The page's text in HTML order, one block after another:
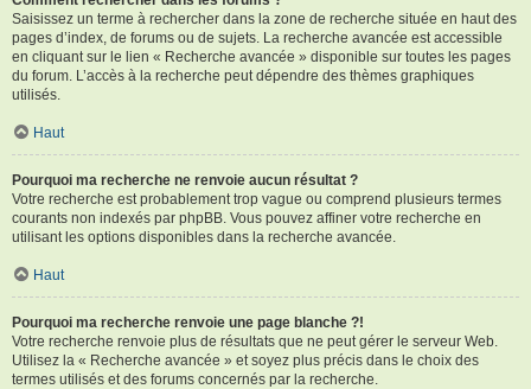
Saisissez un terme à rechercher dans la zone de recherche située en haut des
pages d’index, de forums ou de sujets. La recherche avancée est accessible
en cliquant sur le lien « Recherche avancée » disponible sur toutes les pages
du forum. L’accès à la recherche peut dépendre des thèmes graphiques
utilisés.
Haut
Pourquoi ma recherche ne renvoie aucun résultat ?
Votre recherche est probablement trop vague ou comprend plusieurs termes
courants non indexés par phpBB. Vous pouvez affiner votre recherche en
utilisant les options disponibles dans la recherche avancée.
Haut
Pourquoi ma recherche renvoie une page blanche ?!
Votre recherche renvoie plus de résultats que ne peut gérer le serveur Web.
Utilisez la « Recherche avancée » et soyez plus précis dans le choix des
termes utilisés et des forums concernés par la recherche.